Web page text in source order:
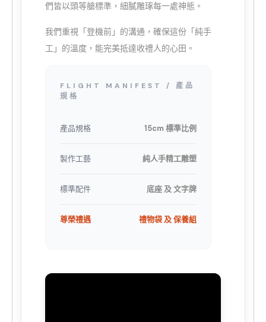
們皆以頭等艙標準，細膩雕琢每一處神態。
我們重視「登機前」的溝通，確保這份「純手
工」的溫度，能完美抵達收禮人的心田。
FLIGHT MANIFEST / 產品
規格
產品規格 15cm 標準比例
製作工藝 純人手精工雕塑
標準配件 底座 及 文字牌
尊榮禮遇 禮物袋 及 保養組